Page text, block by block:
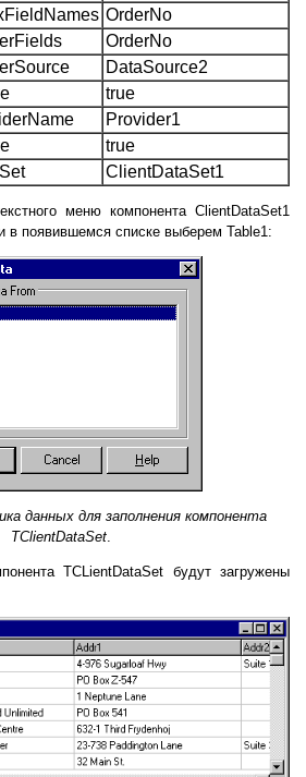
OrderNo
OrderNo
DataSource2
true
Provider1
true
ClientDataSet1
меню компонента ClientDataSet1
в появившемся списке выберем Table1:
данных для заполнения компонента
TClientDataSet.
TCLientDataSet будут загружены